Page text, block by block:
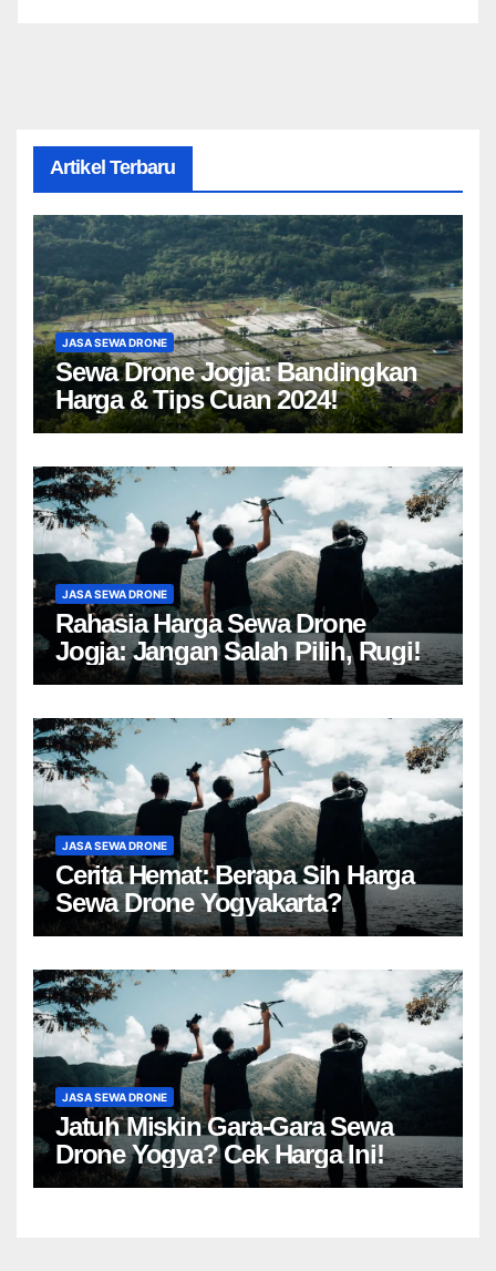
Artikel Terbaru
JASA SEWA DRONE
Sewa Drone Jogja: Bandingkan
Harga & Tips Cuan 2024!
JASA SEWA DRONE
Rahasia Harga Sewa Drone
Jogja: Jangan Salah Pilih, Rugi!
JASA SEWA DRONE
Cerita Hemat: Berapa Sih Harga
Sewa Drone Yogyakarta?
JASA SEWA DRONE
Jatuh Miskin Gara-Gara Sewa
Drone Yogya? Cek Harga Ini!